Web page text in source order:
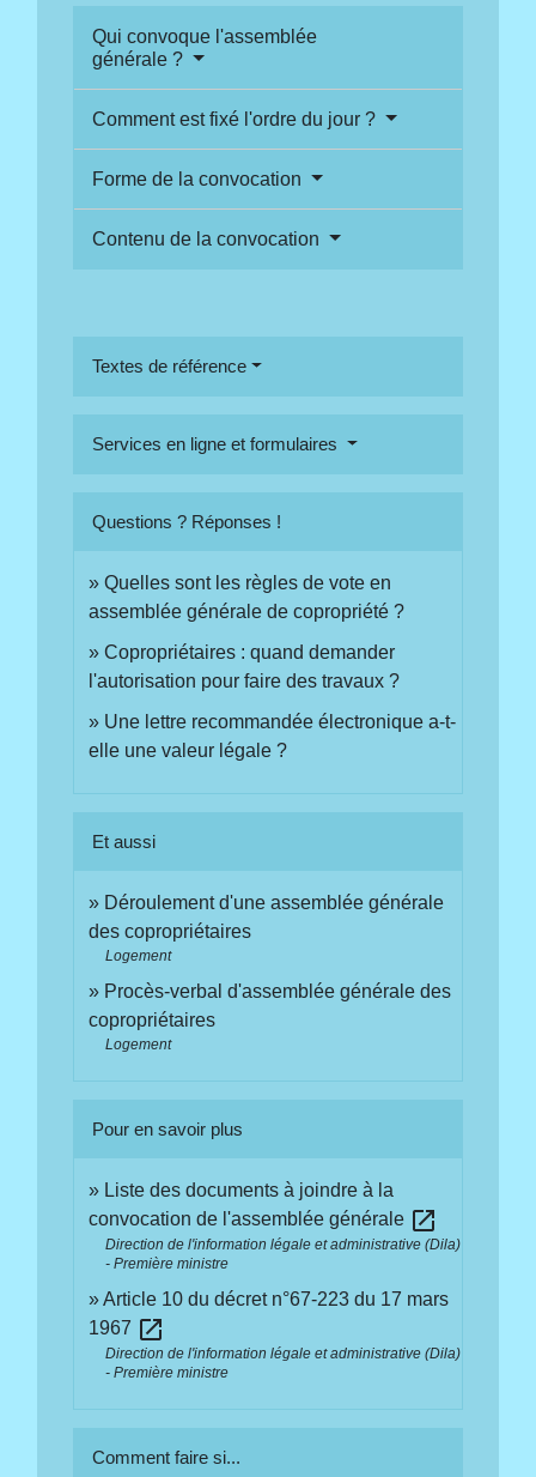
Qui convoque l'assemblée
générale ?
Comment est fixé l'ordre du jour ?
Forme de la convocation
Contenu de la convocation
Textes de référence
Services en ligne et formulaires
Questions ? Réponses !
Quelles sont les règles de vote en
assemblée générale de copropriété ?
Copropriétaires : quand demander
l'autorisation pour faire des travaux ?
Une lettre recommandée électronique a-t-
elle une valeur légale ?
Et aussi
Déroulement d'une assemblée générale
des copropriétaires
Logement
Procès-verbal d'assemblée générale des
copropriétaires
Logement
Pour en savoir plus
Liste des documents à joindre à la
convocation de l'assemblée générale open_in_new
Direction de l'information légale et administrative (Dila)
- Première ministre
Article 10 du décret n°67-223 du 17 mars
1967 open_in_new
Direction de l'information légale et administrative (Dila)
- Première ministre
Comment faire si...